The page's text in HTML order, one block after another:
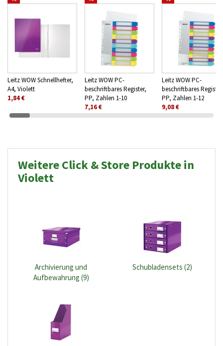
Leitz WOW Schnellhefter,
A4, Violett
1,84 €
Leitz WOW PC-
beschriftbares Register,
PP, Zahlen 1-10
7,16 €
Leitz WOW PC-
beschriftbares Register,
PP, Zahlen 1-12
9,08 €
Weitere Click & Store Produkte in
Violett
Archivierung und
Aufbewahrung (9)
Schubladensets (2)